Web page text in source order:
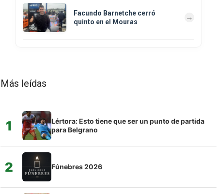
Facundo Barnetche cerró
quinto en el Mouras
Más leídas
1
Lértora: Esto tiene que ser un punto de partida
para Belgrano
2 Fúnebres 2026